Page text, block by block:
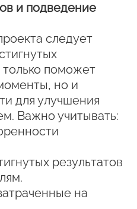
и подведение
следует
только поможет
но и
для улучшения
Важно учитывать:
результатов
на